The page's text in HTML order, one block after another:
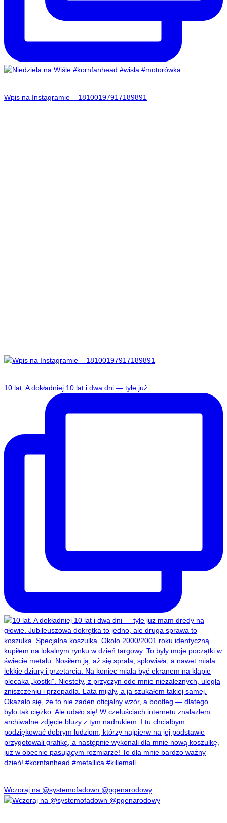
Wpis na Instagramie – 18100197917189891
​10 lat. A dokładniej 10 lat i dwa dni — tyle już
Wczoraj na @systemofadown @pgenarodowy